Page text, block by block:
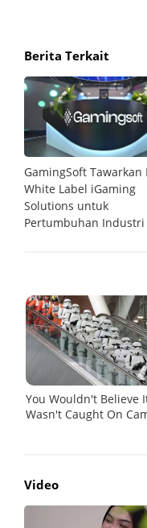
Berita Terkait
GamingSoft Tawarkan
White Label iGaming
Solutions untuk
Pertumbuhan Industri
Video